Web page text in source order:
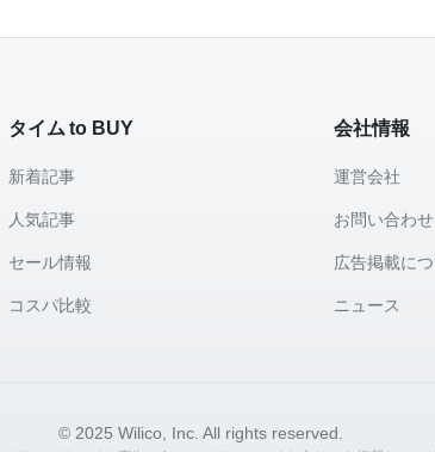
タイム to BUY
新着記事
人気記事
セール情報
コスパ比較
会社情報
運営会社
お問い合わせ
広告掲載に
ニュース
© 2025 Wilico, Inc. All rights reserved.